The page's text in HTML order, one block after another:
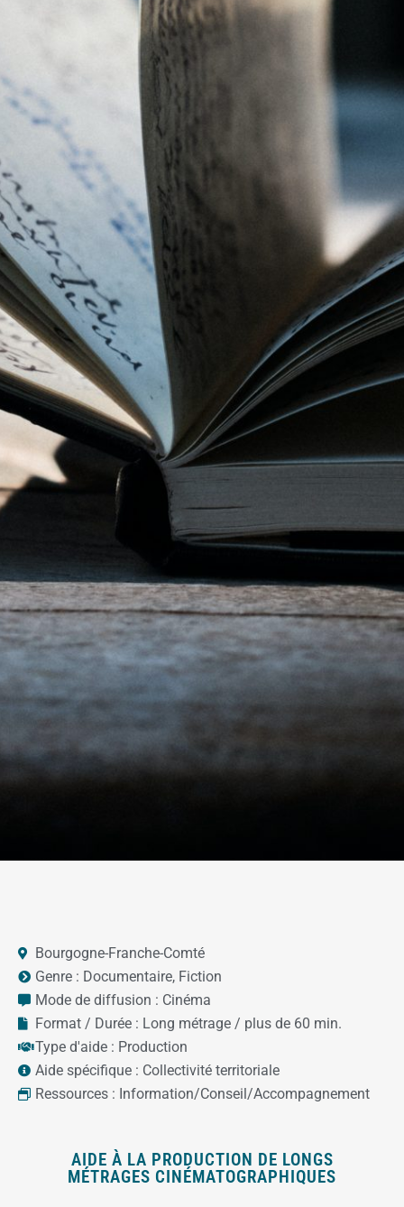
Bourgogne-Franche-Comté
Genre : Documentaire, Fiction
Mode de diffusion : Cinéma
Format / Durée : Long métrage / plus de 60 min.
Type d'aide : Production
Aide spécifique : Collectivité territoriale
Ressources : Information/Conseil/Accompagnement
AIDE À LA PRODUCTION DE LONGS
MÉTRAGES CINÉMATOGRAPHIQUES